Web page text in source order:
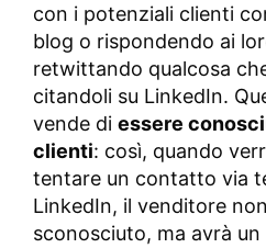
con i potenziali clienti
blog o rispondendo ai
retwittando qualcosa
citandoli su LinkedIn.
vende di essere
clienti: così, quando
tentare un contatto via
LinkedIn, il venditore
sconosciuto, ma avrà